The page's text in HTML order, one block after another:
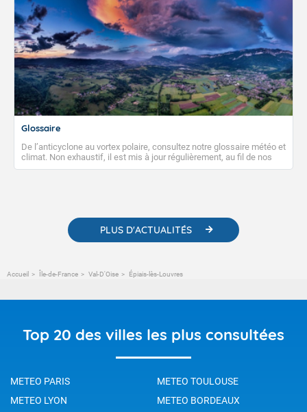
Glossaire
De l’anticyclone au vortex polaire, consultez notre glossaire météo et
climat. Non exhaustif, il est mis à jour régulièrement, au fil de nos
publications. Vous y trouverez également des liens utiles vers nos
PLUS D'ACTUALITÉS
Accueil Île-de-France Val-D'Oise Épiais-lès-Louvres
Top 20 des villes les plus consultées
METEO PARIS
METEO TOULOUSE
METEO LYON
METEO BORDEAUX